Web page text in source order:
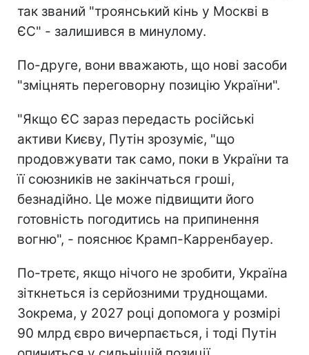
так званий "троянський кінь у Москві в
ЄС" - залишився в минулому.
По-друге, вони вважають, що нові засоби
"зміцнять переговорну позицію України".
"Якщо ЄС зараз передасть російські
активи Києву, Путін зрозуміє, "що
продовжувати так само, поки в України та
її союзників не закінчаться гроші,
безнадійно. Це може підвищити його
готовність погодитись на припинення
вогню", - пояснює Крамп-Карренбауер.
По-третє, якщо нічого не зробити, Україна
зіткнеться із серйозними труднощами.
Зокрема, у 2027 році допомога у розмірі
90 млрд євро вичерпається, і тоді Путін